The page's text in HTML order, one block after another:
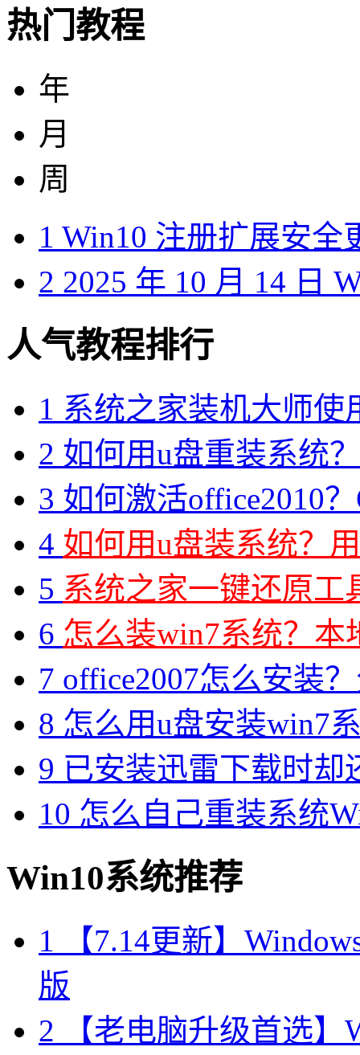
热门教程
年
月
周
1 Win10 注册扩展安全
2 2025 年 10 月 14 日
人气教程排行
1 系统之家装机大师使
2 如何用u盘重装系统
3 如何激活office2010
4 如何用u盘装系统？
5 系统之家一键还原工
6 怎么装win7系统？本
7 office2007怎么安装
8 怎么用u盘安装win7
9 已安装迅雷下载时却
10 怎么自己重装系统
Win10系统推荐
1 【7.14更新】
版
2 【老电脑升级首选】